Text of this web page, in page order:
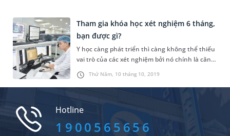
Thứ Năm, 10 tháng 10, 2019
Tham gia khóa học xét nghiệm 6 tháng,
bạn được gì?
Y học càng phát triển thì càng không thể thiếu
vai trò của các xét nghiệm bởi nó chính là căn
cứ chính để chẩn đoán bệnh lý. Đây cũng là lý
do giải thích vì sao hiện nay ngành xét nghiệm
lại được chú trọng đào tạo và có triển vọng
dưới đây chúng tôi xin...
Hotline
1900565656